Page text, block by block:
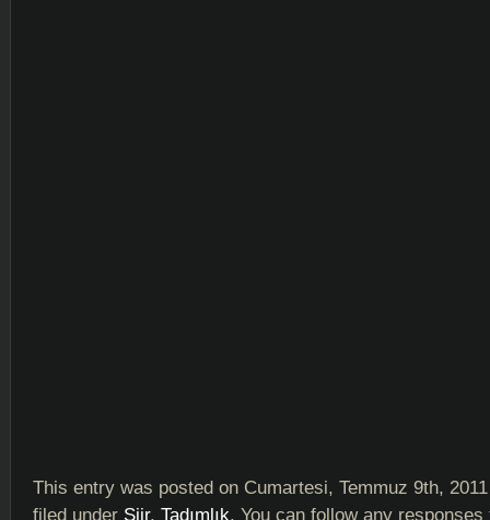
This entry was posted on Cumartesi, Temmuz 9th,
filed under Şiir, Tadımlık. You can follow any